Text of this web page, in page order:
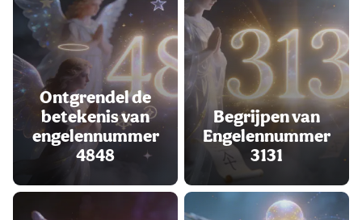
Ontgrendel de
betekenis van
engelennummer
4848
Begrijpen van
Engelennummer
3131